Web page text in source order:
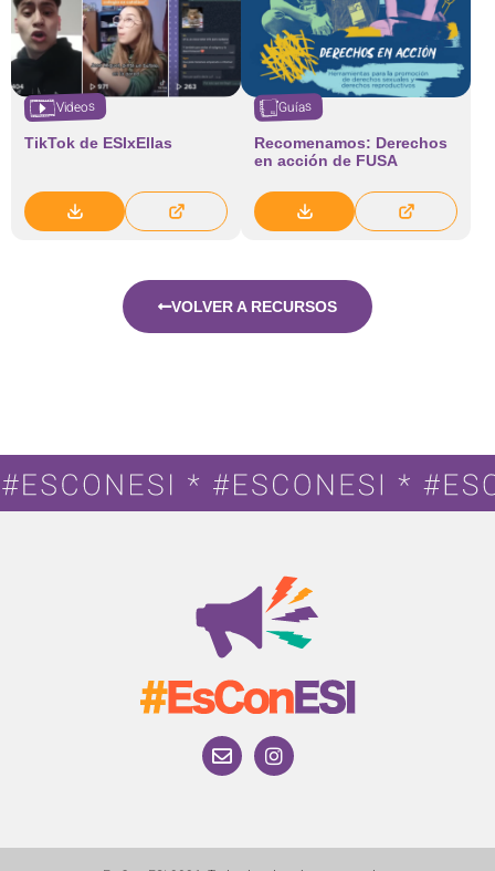
Videos
TikTok de ESIxEllas
Guías
Recomenamos: Derechos
en acción de FUSA
VOLVER A RECURSOS